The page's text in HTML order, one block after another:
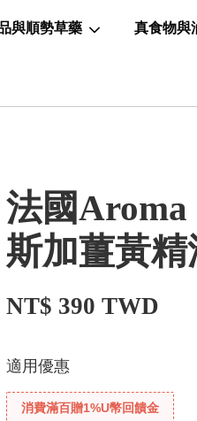
與順勢草藥 真食物與
法國Aroma
斯加薑黃精
NT$ 390 TWD
適用優惠
消費滿百贈1%U幣回饋金